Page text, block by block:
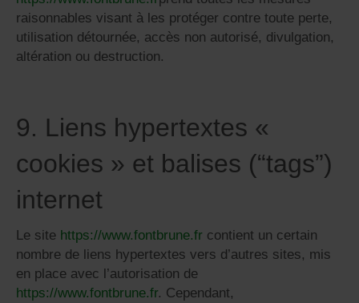
raisonnables visant à les protéger contre toute perte,
utilisation détournée, accès non autorisé, divulgation,
altération ou destruction.
9. Liens hypertextes «
cookies » et balises (“tags”)
internet
Le site https://www.fontbrune.fr contient un certain
nombre de liens hypertextes vers d’autres sites, mis
en place avec l’autorisation de
https://www.fontbrune.fr. Cependant,